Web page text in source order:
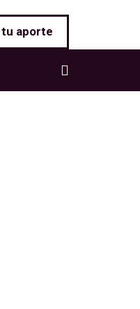
tu aporte